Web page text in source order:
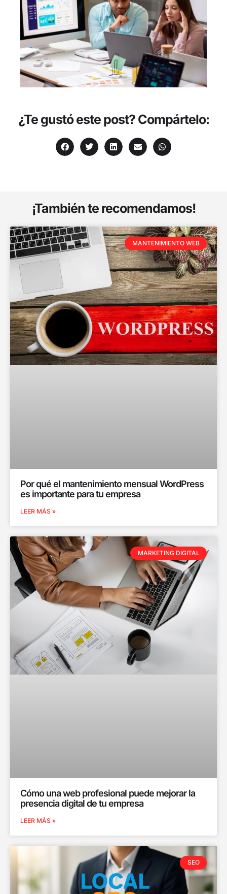
¿Te gustó este post? Compártelo:
¡También te recomendamos!
MANTENIMIENTO WEB
Por qué el mantenimiento mensual WordPress
es importante para tu empresa
LEER MÁS »
MARKETING DIGITAL
Cómo una web profesional puede mejorar la
presencia digital de tu empresa
LEER MÁS »
SEO